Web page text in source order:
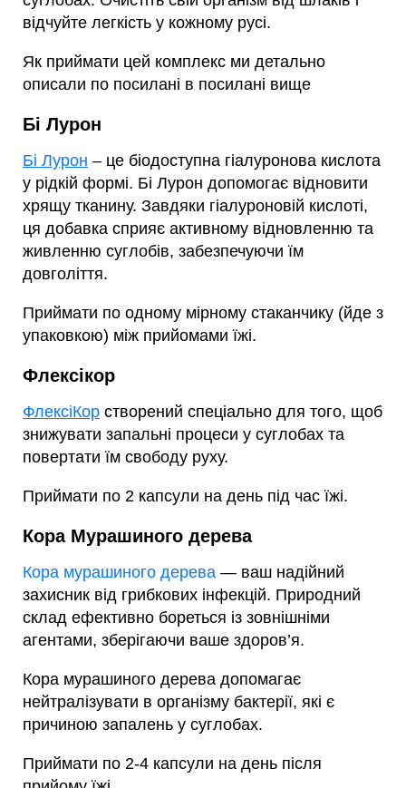
відчуйте легкість у кожному русі.
Як приймати цей комплекс ми детально
описали по посилані в посилані вище
Бі Лурон
Бі Лурон – це біодоступна гіалуронова кислота
у рідкій формі. Бі Лурон допомогає відновити
хрящу тканину. Завдяки гіалуроновій кислоті,
ця добавка сприяє активному відновленню та
живленню суглобів, забезпечуючи їм
довголіття.
Приймати по одному мірному стаканчику (йде з
упаковкою) між прийомами їжі.
Флексікор
ФлексіКор створений спеціально для того, щоб
знижувати запальні процеси у суглобах та
повертати їм свободу руху.
Приймати по 2 капсули на день під час їжі.
Кора Мурашиного дерева
Кора мурашиного дерева — ваш надійний
захисник від грибкових інфекцій. Природний
склад ефективно бореться із зовнішніми
агентами, зберігаючи ваше здоров’я.
Кора мурашиного дерева допомагає
нейтралізувати в організму бактерії, які є
причиною запалень у суглобах.
Приймати по 2-4 капсули на день після